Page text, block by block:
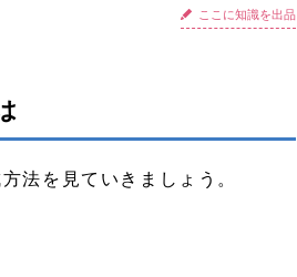
ここに知識を出品
法を見ていきましょう。